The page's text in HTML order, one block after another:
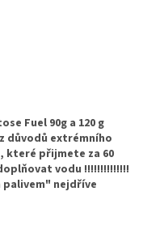
Fuel 90g a 120 g
důvodů extrémního
které přijmete za 60
vodu !!!!!!!!!!!!!!
palivem" nejdříve